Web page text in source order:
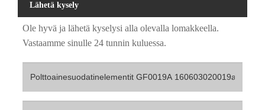
Lähetä kysely
Ole hyvä ja lähetä kyselysi alla olevalla lomakkeella.
Vastaamme sinulle 24 tunnin kuluessa.